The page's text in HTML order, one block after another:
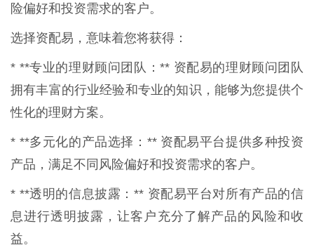
险偏好和投资需求的客户。
选择资配易，意味着您将获得：
* **专业的理财顾问团队：** 资配易的理财顾问团队
拥有丰富的行业经验和专业的知识，能够为您提供个
性化的理财方案。
* **多元化的产品选择：** 资配易平台提供多种投资
产品，满足不同风险偏好和投资需求的客户。
* **透明的信息披露：** 资配易平台对所有产品的信
息进行透明披露，让客户充分了解产品的风险和收
益。